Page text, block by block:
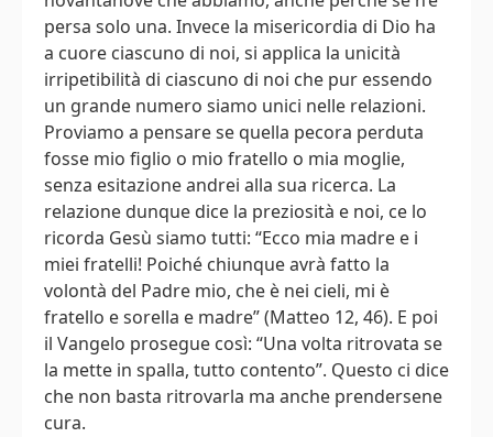
persa solo una. Invece la misericordia di Dio ha
a cuore ciascuno di noi, si applica la unicità
irripetibilità di ciascuno di noi che pur essendo
un grande numero siamo unici nelle relazioni.
Proviamo a pensare se quella pecora perduta
fosse mio figlio o mio fratello o mia moglie,
senza esitazione andrei alla sua ricerca. La
relazione dunque dice la preziosità e noi, ce lo
ricorda Gesù siamo tutti: “Ecco mia madre e i
miei fratelli! Poiché chiunque avrà fatto la
volontà del Padre mio, che è nei cieli, mi è
fratello e sorella e madre” (Matteo 12, 46). E poi
il Vangelo prosegue così: “Una volta ritrovata se
la mette in spalla, tutto contento”. Questo ci dice
che non basta ritrovarla ma anche prendersene
cura.